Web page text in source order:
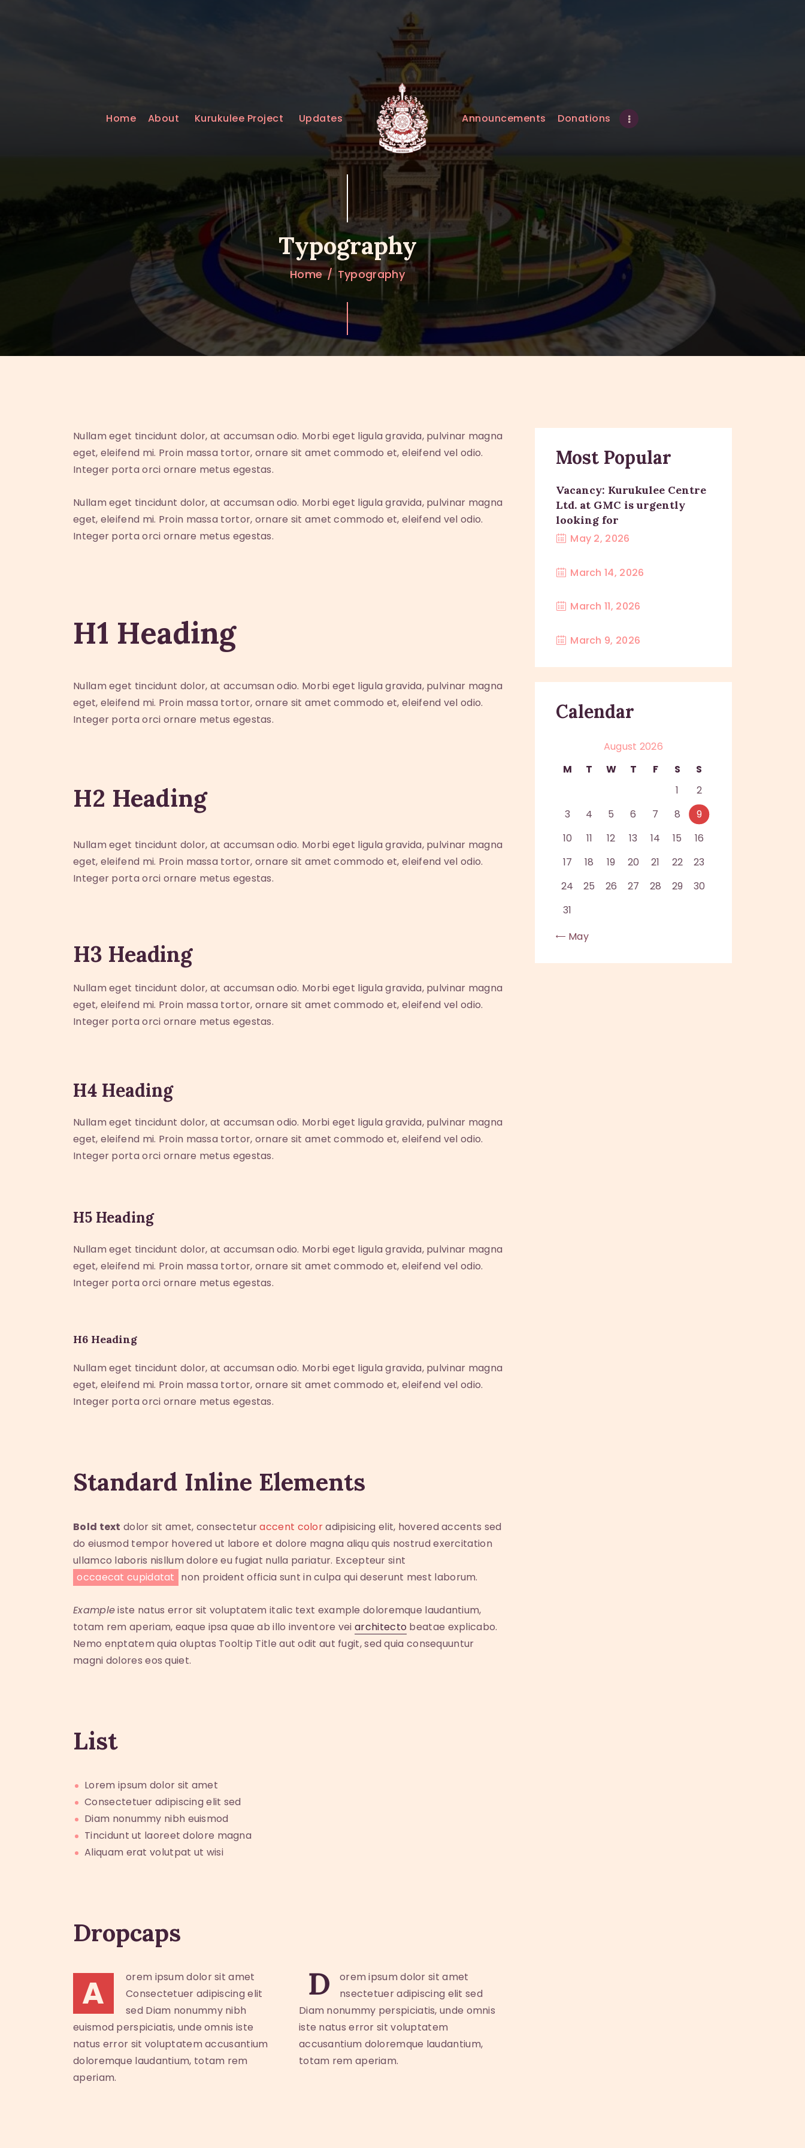
Home About Kurukulee Project Updates Announcements Donations
Typography
Home Typography
UPDATES
KURUKULEE PROJECT
GALLERY
CONTACTS
DONATIONS
Nullam eget tincidunt dolor, at accumsan odio. Morbi eget ligula gravida, pulvinar magna
eget, eleifend mi. Proin massa tortor, ornare sit amet commodo et, eleifend vel odio.
Integer porta orci ornare metus egestas.
Nullam eget tincidunt dolor, at accumsan odio. Morbi eget ligula gravida, pulvinar magna
eget, eleifend mi. Proin massa tortor, ornare sit amet commodo et, eleifend vel odio.
Integer porta orci ornare metus egestas.
H1 Heading
Nullam eget tincidunt dolor, at accumsan odio. Morbi eget ligula gravida, pulvinar magna
eget, eleifend mi. Proin massa tortor, ornare sit amet commodo et, eleifend vel odio.
Integer porta orci ornare metus egestas.
H2 Heading
Nullam eget tincidunt dolor, at accumsan odio. Morbi eget ligula gravida, pulvinar magna
eget, eleifend mi. Proin massa tortor, ornare sit amet commodo et, eleifend vel odio.
Integer porta orci ornare metus egestas.
H3 Heading
Nullam eget tincidunt dolor, at accumsan odio. Morbi eget ligula gravida, pulvinar magna
eget, eleifend mi. Proin massa tortor, ornare sit amet commodo et, eleifend vel odio.
Integer porta orci ornare metus egestas.
H4 Heading
Nullam eget tincidunt dolor, at accumsan odio. Morbi eget ligula gravida, pulvinar magna
eget, eleifend mi. Proin massa tortor, ornare sit amet commodo et, eleifend vel odio.
Integer porta orci ornare metus egestas.
H5 Heading
Nullam eget tincidunt dolor, at accumsan odio. Morbi eget ligula gravida, pulvinar magna
eget, eleifend mi. Proin massa tortor, ornare sit amet commodo et, eleifend vel odio.
Integer porta orci ornare metus egestas.
H6 Heading
Nullam eget tincidunt dolor, at accumsan odio. Morbi eget ligula gravida, pulvinar magna
eget, eleifend mi. Proin massa tortor, ornare sit amet commodo et, eleifend vel odio.
Integer porta orci ornare metus egestas.
Standard Inline Elements
Bold text dolor sit amet, consecteturaccent coloradipisicing elit, hovered accents sed
do eiusmod tempor hovered ut labore et dolore magna aliqu quis nostrud exercitation
ullamco laboris nisllum dolore eu fugiat nulla pariatur. Excepteur sint
occaecat cupidatat non proident officia sunt in culpa qui deserunt mest laborum.
Exampleiste natus error sit voluptatem italic text example doloremque laudantium,
totam rem aperiam, eaque ipsa quae ab illo inventore veiarchitecto beatae explicabo.
Nemo enptatem quia oluptas Tooltip Title aut odit aut fugit, sed quia consequuntur
magni dolores eos quiet.
List
Lorem ipsum dolor sit amet
Consectetuer adipiscing elit sed
Diam nonummy nibh euismod
Tincidunt ut laoreet dolore magna
Aliquam erat volutpat ut wisi
Dropcaps
A
orem ipsum dolor sit amet
Consectetuer adipiscing elit
sed Diam nonummy nibh
euismod perspiciatis, unde omnis iste
natus error sit voluptatem accusantium
doloremque laudantium, totam rem
aperiam.
D
orem ipsum dolor sit amet
nsectetuer adipiscing elit sed
Diam nonummy perspiciatis, unde omnis
iste natus error sit voluptatem
accusantium doloremque laudantium,
totam rem aperiam.
Most Popular
Vacancy: Kurukulee Centre
Ltd. at GMC is urgently
looking for
May 2, 2026
March 14, 2026
March 11, 2026
March 9, 2026
Calendar
August 2026
M
T W T F S
S
1
2
3
4 5 6 7 8
9
10
11 12 13 14 15
16
17
18 19 20 21 22
23
24
25 26 27 28 29
30
31
« May